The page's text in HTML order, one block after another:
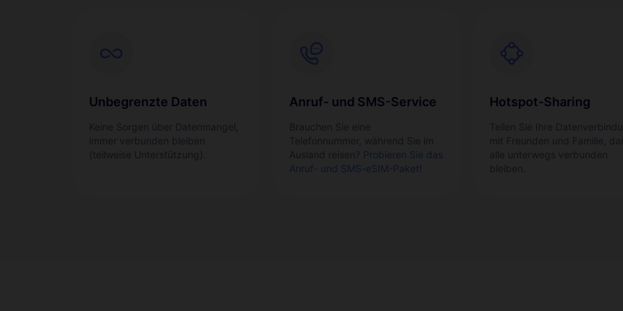
Unbegrenzte Daten Anruf- und SMS-Service
Probieren Sie das
Anruf- und SMS-eSIM-Paket!
Hotspot-Sharing